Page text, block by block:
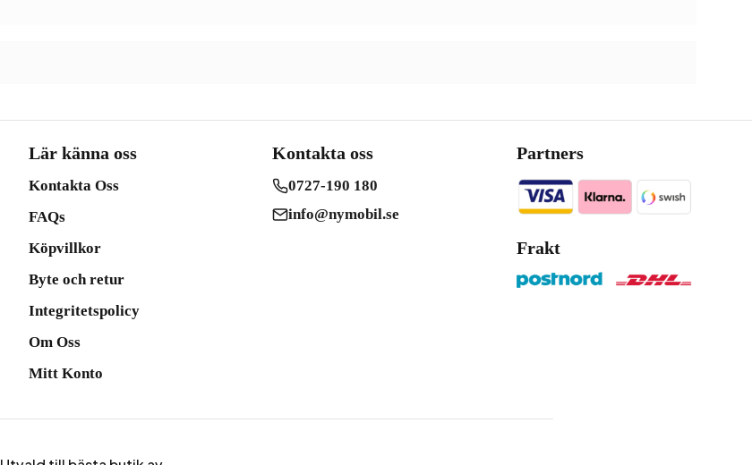
Lär känna oss
Kontakta Oss
FAQs
Köpvillkor
Byte och retur
Integritetspolicy
Om Oss
Mitt Konto
Kontakta oss
0727-190 180
info@nymobil.se
Partners
Frakt